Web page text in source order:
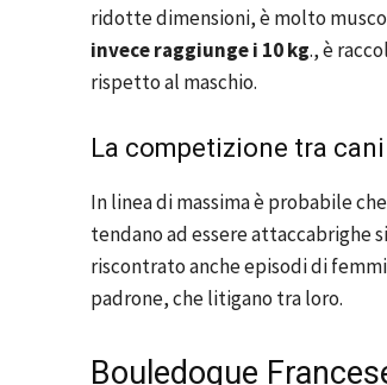
ridotte dimensioni, è molto
invece raggiunge i 10 kg., è
rispetto al maschio.
La competizione tra cani
In linea di massima è probabile
tendano ad essere attaccabrighe
riscontrato anche episodi di
padrone, che litigano tra loro.
Bouledogue